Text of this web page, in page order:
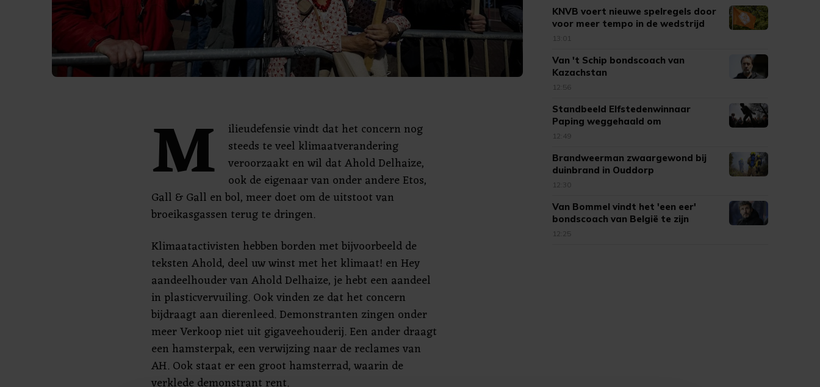
M
ilieudefensie vindt dat het concern nog
steeds te veel klimaatverandering
veroorzaakt en wil dat Ahold Delhaize,
ook de eigenaar van onder andere Etos,
Gall & Gall en bol, meer doet om de uitstoot van
broeikasgassen terug te dringen.
Klimaatactivisten hebben borden met bijvoorbeeld de
teksten Ahold, deel uw winst met het klimaat! en Hey
aandeelhouder van Ahold Delhaize, je hebt een aandeel
in plasticvervuiling. Ook vinden ze dat het concern
bijdraagt aan dierenleed. Demonstranten zingen onder
meer Verkoop niet uit gigaveehouderij. Een ander draagt
een hamsterpak, een verwijzing naar de reclames van
AH. Ook staat er een groot hamsterrad, waarin de
KNVB voert nieuwe spelregels door
voor meer tempo in de wedstrijd
13:01
Van 't Schip bondscoach van
Kazachstan
12:56
Standbeeld Elfstedenwinnaar
Paping weggehaald om
beschadigingen
12:49
Brandweerman zwaargewond bij
duinbrand in Ouddorp
12:30
Van Bommel vindt het 'een eer'
bondscoach van België te zijn
12:25